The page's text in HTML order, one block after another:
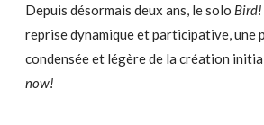
Depuis désormais deux ans, le solo Bird!
reprise dynamique et participative, une
condensée et légère de la création
now!